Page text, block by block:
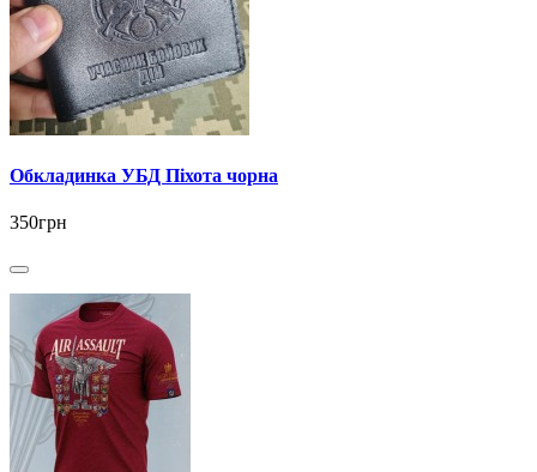
Обкладинка УБД Піхота чорна
350грн